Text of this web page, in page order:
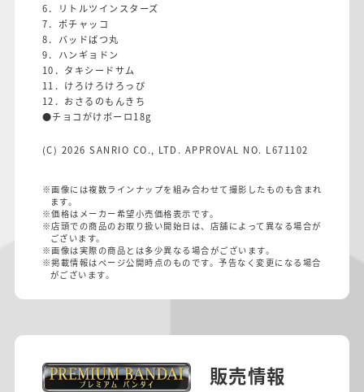
6．リトルツインスターズ
7．ポチャッコ
8．バッドばつ丸
9．ハンギョドン
10．タキシードサム
11．けろけろけろっぴ
12．おさるのもんきち
●チョコがけボーロ18g
(C) 2026 SANRIO CO., LTD. APPROVAL NO. L671102
※画像には複数ラインナップを組み合わせて撮影したものも含まれ
ます。
※価格はメーカー希望小売価格表示です。
※店頭での商品のお取り扱い開始日は、店舗によって異なる場合が
ございます。
※画像は実際の商品とは多少異なる場合がございます。
※掲載情報はページ公開時点のものです。予告なく変更になる場合
がございます。
販売情報